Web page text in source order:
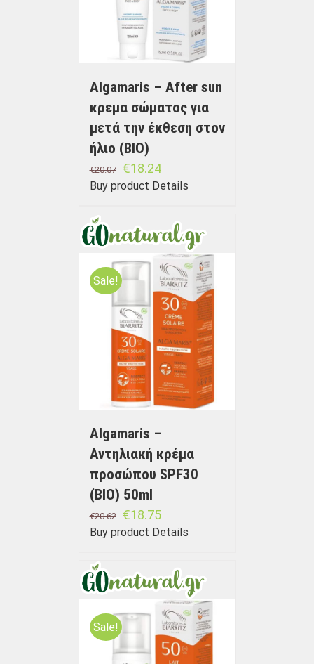
Algamaris – After sun
κρεμα σώματος για
μετά την έκθεση στον
ήλιο (BIO)
€20.07 €18.24
Buy product Details
Sale!
Algamaris –
Αντηλιακή κρέμα
προσώπου SPF30
(BIO) 50ml
€20.62 €18.75
Buy product Details
Sale!